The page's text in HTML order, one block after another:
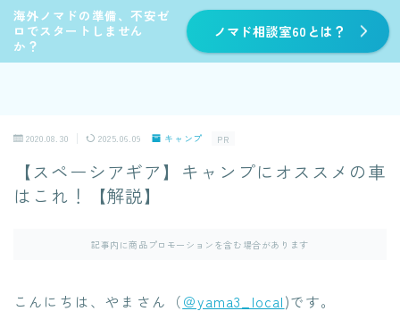
海外ノマドの準備、不安ゼ
ロでスタートしません
か？
ノマド相談室60とは？
2020.08.30 2025.06.09 キャンプ PR
【スペーシアギア】キャンプにオススメの車
はこれ！【解説】
記事内に商品プロモーションを含む場合があります
こんにちは、やまさん（＠yama3_local)です。